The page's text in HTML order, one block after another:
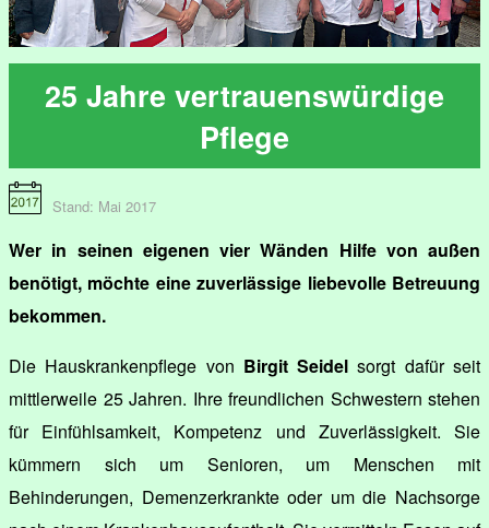
25 Jahre vertrauenswürdige
Pflege
Stand: Mai 2017
Wer in seinen eigenen vier Wänden Hilfe von außen
benötigt, möchte eine zuverlässige liebevolle Betreuung
bekommen.
Die Hauskrankenpflege von Birgit Seidel sorgt dafür seit
mittlerweile 25 Jahren. Ihre freundlichen Schwestern stehen
für Einfühlsamkeit, Kompetenz und Zuverlässigkeit. Sie
kümmern sich um Senioren, um Menschen mit
Behinderungen, Demenzerkrankte oder um die Nachsorge